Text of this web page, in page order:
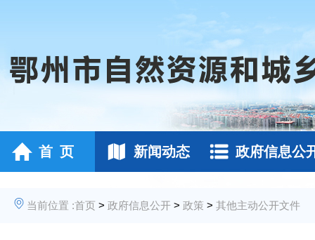
首 页 新闻动态 政府信息公
当前位置 :首页 > 政府信息公开 > 政策 > 其他主动公开文件